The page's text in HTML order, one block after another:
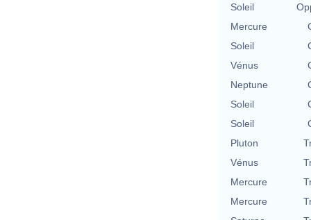
Soleil
Mercure
Soleil
Vénus
Neptune
Soleil
Soleil
Pluton
Vénus
Mercure
Mercure